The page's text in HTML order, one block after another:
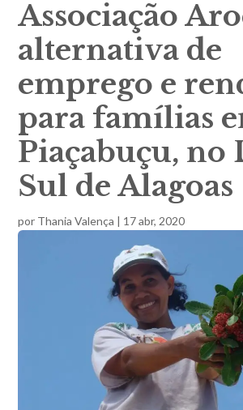
Associação
alternativa de
emprego e
para famílias
Piaçabuçu, no
Sul de Alagoas
por Thania Valença | 17 abr, 2020